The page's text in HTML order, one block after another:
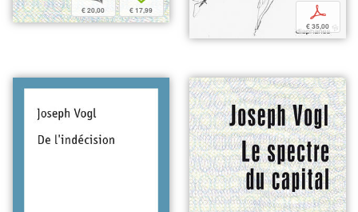
€ 20,00 € 17,99 p
€ 35,00